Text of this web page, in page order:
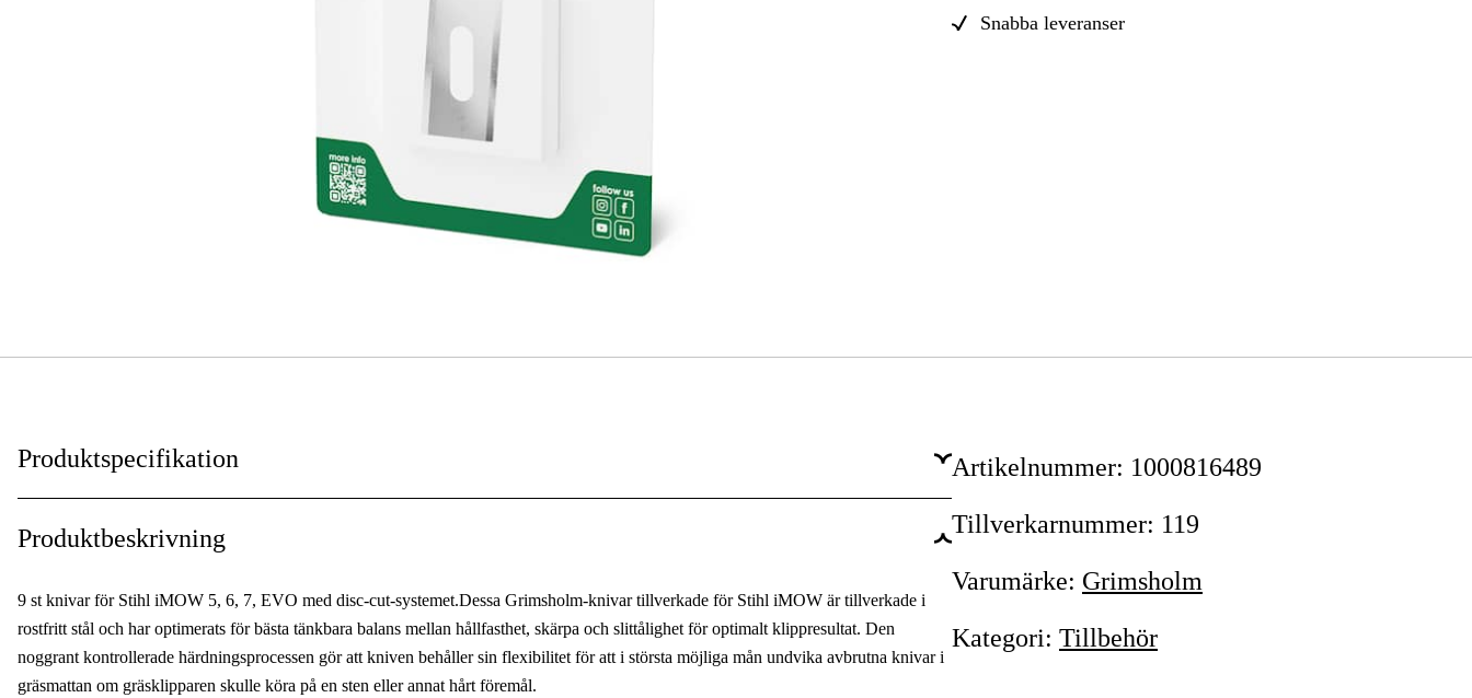
Snabba leveranser
Produktspecifikation
Produktbeskrivning
9 st knivar för Stihl iMOW 5, 6, 7, EVO med disc-cut-systemet.Dessa Grimsholm-knivar tillverkade för Stihl iMOW är tillverkade i
rostfritt stål och har optimerats för bästa tänkbara balans mellan hållfasthet, skärpa och slittålighet för optimalt klippresultat. Den
noggrant kontrollerade härdningsprocessen gör att kniven behåller sin flexibilitet för att i största möjliga mån undvika avbrutna knivar i
gräsmattan om gräsklipparen skulle köra på en sten eller annat hårt föremål.
Artikelnummer: 1000816489
Tillverkarnummer: 119
Varumärke: Grimsholm
Kategori: Tillbehör